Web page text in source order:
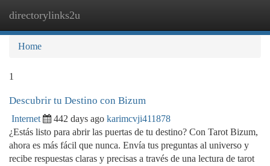
directorylinks2u
Home
1
Descubrir tu Destino con Bizum
Internet 442 days ago karimcvji411878
¿Estás listo para abrir las puertas de tu destino? Con Tarot Bizum,
ahora es más fácil que nunca. Envía tus preguntas al universo y
recibe respuestas claras y precisas a través de una lectura de tarot